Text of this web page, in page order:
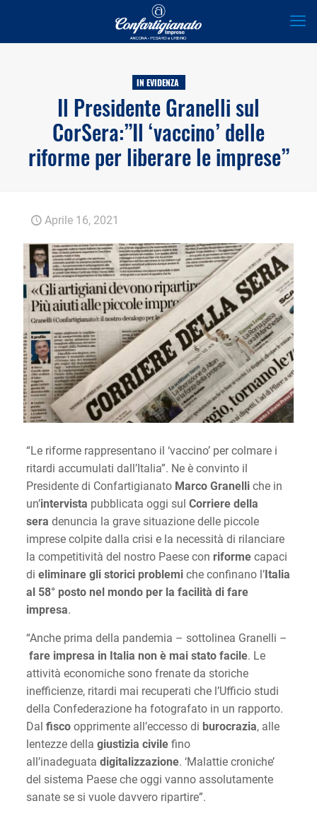
IN EVIDENZA
Il Presidente Granelli sul
CorSera:”Il ‘vaccino’ delle
riforme per liberare le imprese”
Aprile 16, 2021
“Le riforme rappresentano il ‘vaccino’ per colmare i
ritardi accumulati dall’Italia”. Ne è convinto il
Presidente di Confartigianato Marco Granelliche in
un’intervista pubblicata oggi sul Corriere della
sera denuncia la grave situazione delle piccole
imprese colpite dalla crisi e la necessità di rilanciare
la competitività del nostro Paesecon riformecapaci
di eliminare gli storici problemiche confinano l’Italia
al 58° posto nel mondo per la facilità di fare
impresa.
“Anche prima della pandemia – sottolinea Granelli –
fare impresa in Italia non è mai stato facile. Le
attività economiche sono frenate da storiche
inefficienze, ritardi mai recuperati che l’Ufficio studi
della Confederazione ha fotografato in un rapporto.
Dal fiscoopprimente all’eccesso di burocrazia, alle
lentezze della giustizia civilefino
all’inadeguata digitalizzazione. ‘Malattie croniche’
del sistema Paese che oggi vanno assolutamente
sanate se si vuole davvero ripartire”.